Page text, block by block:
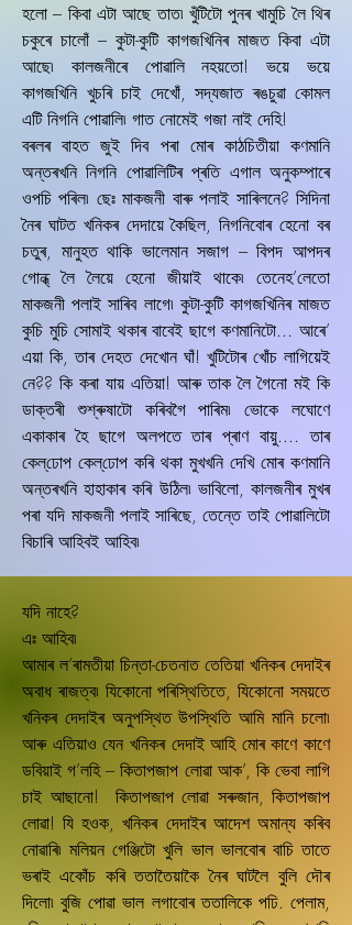
হলো – কিবা এটা আছে তাত৷ খুঁটিটো পুনৰ খামুচি লৈ থিৰ
চকুৰে চালোঁ – কুটা-কুটি কাগজখিনিৰ মাজত কিবা এটা
আছে৷ কালজনীৰে পোৱালি নহয়তো! ভয়ে ভয়ে
কাগজখিনি খুচৰি চাই দেখোঁ, সদ্যজাত ৰঙচুৱা কোমল
এটি নিগনি পোৱালি৷ গাত নোমেই গজা নাই দেহি!
বৰলৰ বাহত জুই দিব পৰা মোৰ কাঠচিতীয়া কণমানি
অন্তৰখনি নিগনি পোৱালিটিৰ প্ৰতি এগাল অনুকম্পাৰে
ওপচি পৰিল৷ ছেঃ মাকজনী বাৰু পলাই সাৰিলনে? সিদিনা
নৈৰ ঘাটত খনিকৰ দেদায়ে কৈছিল, নিগনিবোৰ হেনো বৰ
চতুৰ, মানুহত থাকি ভালেমান সজাগ – বিপদ আপদৰ
গোন্ধ্‌ লৈ লৈয়ে হেনো জীয়াই থাকে৷ তেনেহ’লেতো
মাকজনী পলাই সাৰিব লাগে৷ কুটা-কুটি কাগজখিনিৰ মাজত
কুচি মুচি সোমাই থকাৰ বাবেই ছাগে কণমানিটো... আৰে’
এয়া কি, তাৰ দেহত দেখোন ঘাঁ! খুটিটোৰ খোঁচ লাগিয়েই
নে?? কি কৰা যায় এতিয়া! আৰু তাক লৈ গৈনো মই কি
ডাক্তৰী শুশ্ৰুষাটো কৰিবগৈ পাৰিম৷ ভোকে লঘোণে
একাকাৰ হৈ ছাগে অলপতে তাৰ প্ৰাণ বায়ু.... তাৰ
কেল্‌ঢোপ কেল্‌ঢোপ কৰি থকা মুখখনি দেখি মোৰ কণমানি
অন্তৰখনি হাহাকাৰ কৰি উঠিল৷ ভাবিলো, কালজনীৰ মুখৰ
পৰা যদি মাকজনী পলাই সাৰিছে, তেন্তে তাই পোৱালিটো
বিচাৰি আহিবই আহিব৷
যদি নাহে?
এঃ আহিব৷
আমাৰ ল’ৰামতীয়া চিন্তা-চেতনাত তেতিয়া খনিকৰ দেদাইৰ
অবাধ ৰাজত্ব৷ যিকোনো পৰিস্থিতিতে, যিকোনো সময়তে
খনিকৰ দেদাইৰ অনুপস্থিত উপস্থিতি আমি মানি চলো৷
আৰু এতিয়াও যেন খনিকৰ দেদাই আহি মোৰ কাণে কাণে
ডবিয়াই গ’লহি – কিতাপজাপ লোৱা আক’, কি ভেবা লাগি
চাই আছানো! কিতাপজাপ লোৱা সৰুজান, কিতাপজাপ
লোৱা! যি হওক, খনিকৰ দেদাইৰ আদেশ অমান্য কৰিব
নোৱাৰি৷ মলিয়ন গেঞ্জিটো খুলি ভাল ভালবোৰ বাচি তাতে
ভৰাই একোঁচ কৰি ততাতৈয়াকৈ নৈৰ ঘাটলৈ বুলি দৌৰ
দিলো৷ বুজি পোৱা ভাল লগাবোৰ ততালিকে পঢি. পেলাম,